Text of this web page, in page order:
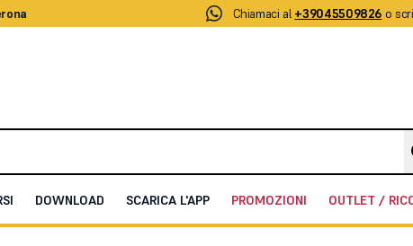
Chiamaci al +39045509826 o
DOWNLOAD SCARICA L'APP PROMOZIONI OUTLET /